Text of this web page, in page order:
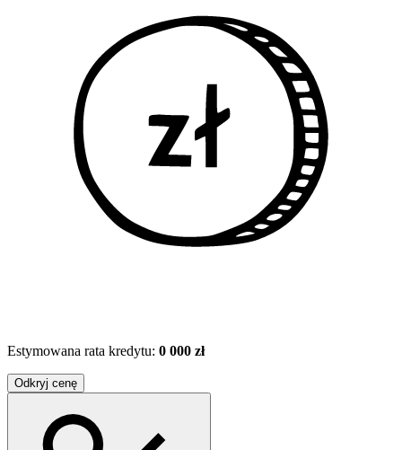
Estymowana rata kredytu: 0 000 zł
Odkryj cenę